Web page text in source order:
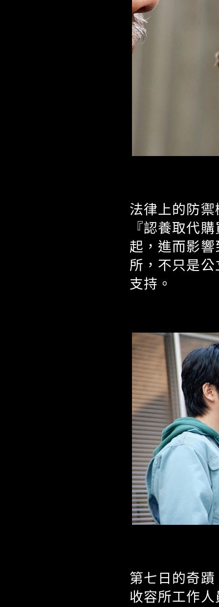
法律上的防
『認養取代
起，進而影
所，不只是
支持。
第七日的奇
收容所工作